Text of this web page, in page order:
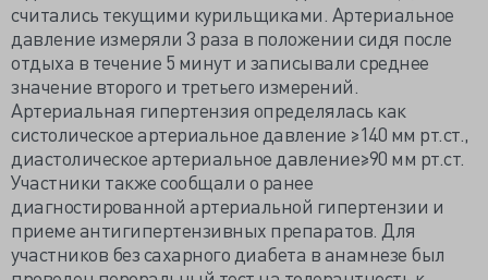
считались текущими курильщиками. Артериальное
давление измеряли 3 раза в положении сидя после
отдыха в течение 5 минут и записывали среднее
значение второго и третьего измерений.
Артериальная гипертензия определялась как
систолическое артериальное давление ≥140 мм рт.ст.,
диастолическое артериальное давление≥90 мм рт.ст.
Участники также сообщали о ранее
диагностированной артериальной гипертензии и
приеме антигипертензивных препаратов. Для
участников без сахарного диабета в анамнезе был